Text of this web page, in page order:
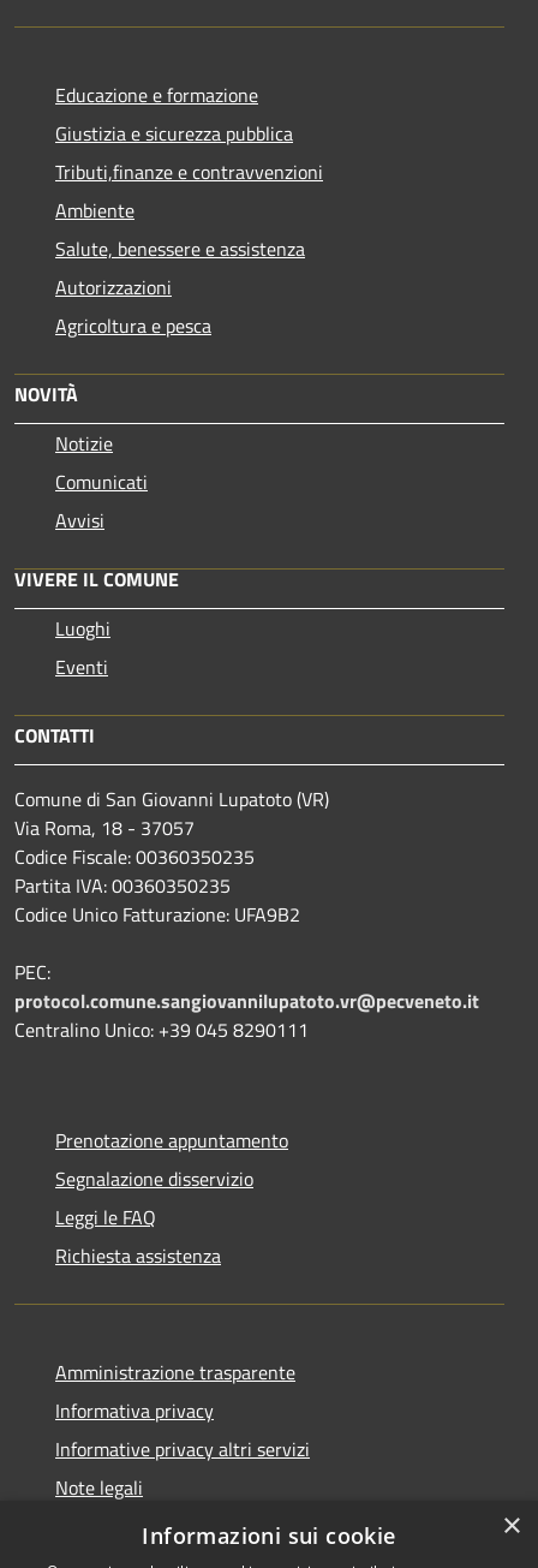
Educazione e formazione
Giustizia e sicurezza pubblica
Tributi,finanze e contravvenzioni
Ambiente
Salute, benessere e assistenza
Autorizzazioni
Agricoltura e pesca
NOVITÀ
Notizie
Comunicati
Avvisi
VIVERE IL COMUNE
Luoghi
Eventi
CONTATTI
Comune di San Giovanni Lupatoto (VR)
Via Roma, 18 - 37057
Codice Fiscale: 00360350235
Partita IVA: 00360350235
Codice Unico Fatturazione: UFA9B2
PEC:
protocol.comune.sangiovannilupatoto.vr@pecveneto.it
Centralino Unico: +39 045 8290111
Prenotazione appuntamento
Segnalazione disservizio
Leggi le FAQ
Richiesta assistenza
Amministrazione trasparente
Informativa privacy
Informative privacy altri servizi
Note legali
Dichiarazione di accessibilità
×
Informazioni sui cookie